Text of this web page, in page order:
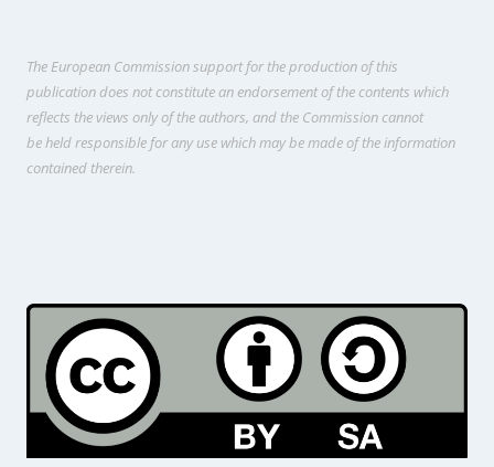
The European Commission support for the production of this
publication does not constitute an endorsement of the contents which
reflects the views only of the authors, and the Commission cannot
be held responsi­ble for any use which may be made of the information
contained therein.